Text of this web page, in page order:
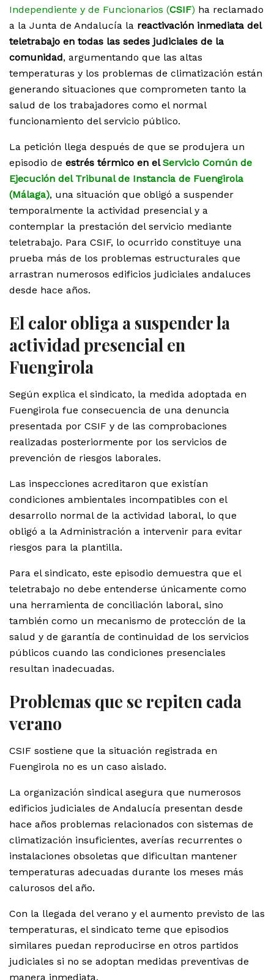
Independiente y de Funcionarios (CSIF) ha reclamado
a la Junta de Andalucía la reactivación inmediata del
teletrabajo en todas las sedes judiciales de la
comunidad, argumentando que las altas
temperaturas y los problemas de climatización están
generando situaciones que comprometen tanto la
salud de los trabajadores como el normal
funcionamiento del servicio público.
La petición llega después de que se produjera un
episodio de estrés térmico en elServicio Común de
Ejecución del Tribunal de Instancia de Fuengirola
(Málaga), una situación que obligó a suspender
temporalmente la actividad presencial y a
contemplar la prestación del servicio mediante
teletrabajo. Para CSIF, lo ocurrido constituye una
prueba más de los problemas estructurales que
arrastran numerosos edificios judiciales andaluces
desde hace años.
El calor obliga a suspender la
actividad presencial en
Fuengirola
Según explica el sindicato, la medida adoptada en
Fuengirola fue consecuencia de una denuncia
presentada por CSIF y de las comprobaciones
realizadas posteriormente por los servicios de
prevención de riesgos laborales.
Las inspecciones acreditaron que existían
condiciones ambientales incompatibles con el
desarrollo normal de la actividad laboral, lo que
obligó a la Administración a intervenir para evitar
riesgos para la plantilla.
Para el sindicato, este episodio demuestra que el
teletrabajo no debe entenderse únicamente como
una herramienta de conciliación laboral, sino
también como un mecanismo de protección de la
salud y de garantía de continuidad de los servicios
públicos cuando las condiciones presenciales
resultan inadecuadas.
Problemas que se repiten cada
verano
CSIF sostiene que la situación registrada en
Fuengirola no es un caso aislado.
La organización sindical asegura que numerosos
edificios judiciales de Andalucía presentan desde
hace años problemas relacionados con sistemas de
climatización insuficientes, averías recurrentes o
instalaciones obsoletas que dificultan mantener
temperaturas adecuadas durante los meses más
calurosos del año.
Con la llegada del verano y el aumento previsto de las
temperaturas, el sindicato teme que episodios
similares puedan reproducirse en otros partidos
judiciales si no se adoptan medidas preventivas de
manera inmediata.